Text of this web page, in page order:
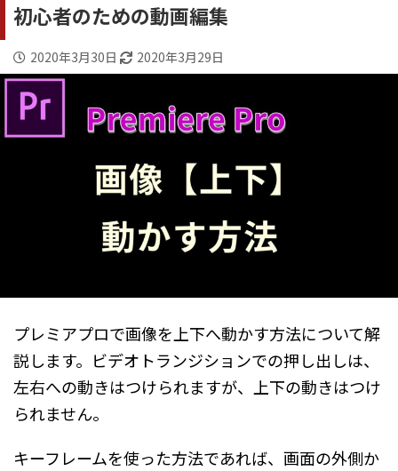
初心者のための動画編集
2020年3月30日 2020年3月29日
プレミアプロで画像を上下へ動かす方法について解
説します。ビデオトランジションでの押し出しは、
左右への動きはつけられますが、上下の動きはつけ
られません。
キーフレームを使った方法であれば、画面の外側か